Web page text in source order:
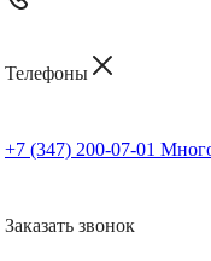
Телефоны
+7 (347) 200-07-01
Заказать звонок